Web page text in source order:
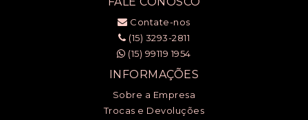
Contate-nos
(15) 3293-2811
(15) 99119 1954
INFORMAÇÕES
Sobre a Empresa
Trocas e Devoluções